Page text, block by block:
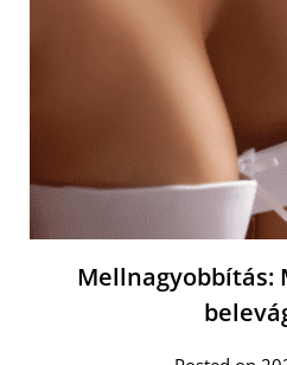
Mellnagyobbítás: